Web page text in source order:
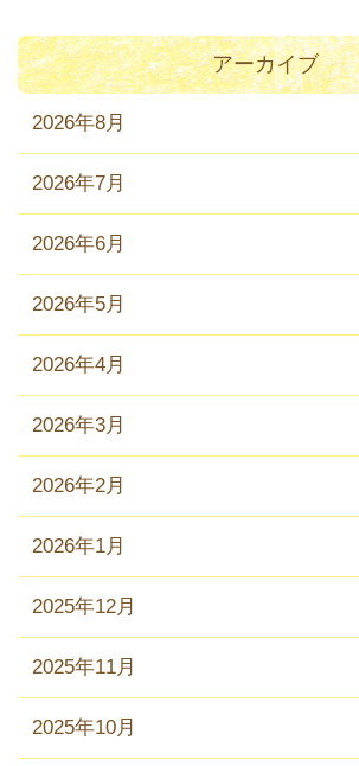
アーカイブ
2026年8月
2026年7月
2026年6月
2026年5月
2026年4月
2026年3月
2026年2月
2026年1月
2025年12月
2025年11月
2025年10月